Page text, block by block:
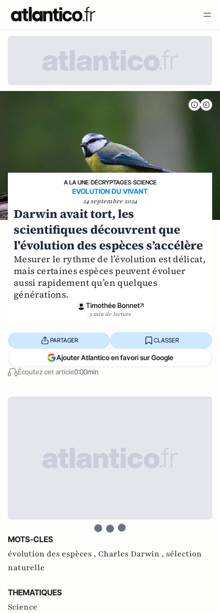
A LA UNE›DÉCRYPTAGES›SCIENCE
EVOLUTION DU VIVANT
24 septembre 2024
Darwin avait tort, les
scientifiques découvrent que
l'évolution des espèces s’accélère
Mesurer le rythme de l’évolution est délicat,
mais certaines espèces peuvent évoluer
aussi rapidement qu’en quelques
générations.
Timothée Bonnet
5 min de lecture
Écoutez cet article0:00min
PARTAGER CLASSER
Ajouter Atlantico en favori sur Google
MOTS-CLES
évolution des espèces , Charles Darwin , sélection
naturelle
THEMATIQUES
Science